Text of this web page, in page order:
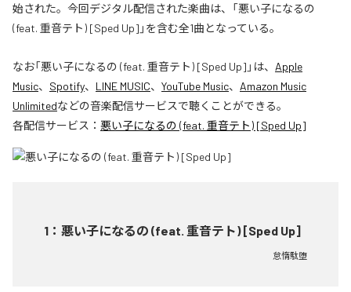
始された。今回デジタル配信された楽曲は、「悪い子になるの
(feat. 重音テト) [Sped Up]」を含む全1曲となっている。
なお「悪い子になるの (feat. 重音テト) [Sped Up] 」は、 Apple
Music、 Spotify、 LINE MUSIC、 YouTube Music、 Amazon Music
Unlimitedなどの音楽配信サービスで聴くことができる。
各配信サービス： 悪い子になるの (feat. 重音テト) [Sped Up]
1 ： 悪い子になるの (feat. 重音テト) [Sped Up]
怠惰駄堕